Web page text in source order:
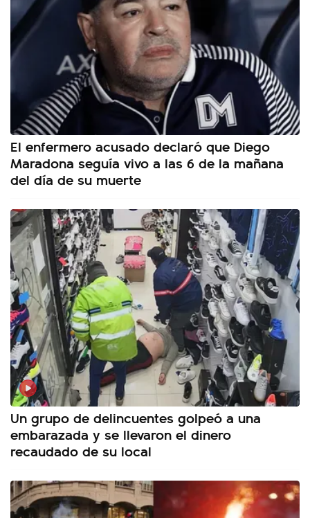
El enfermero acusado declaró que Diego
Maradona seguía vivo a las 6 de la mañana
del día de su muerte
Un grupo de delincuentes golpeó a una
embarazada y se llevaron el dinero
recaudado de su local